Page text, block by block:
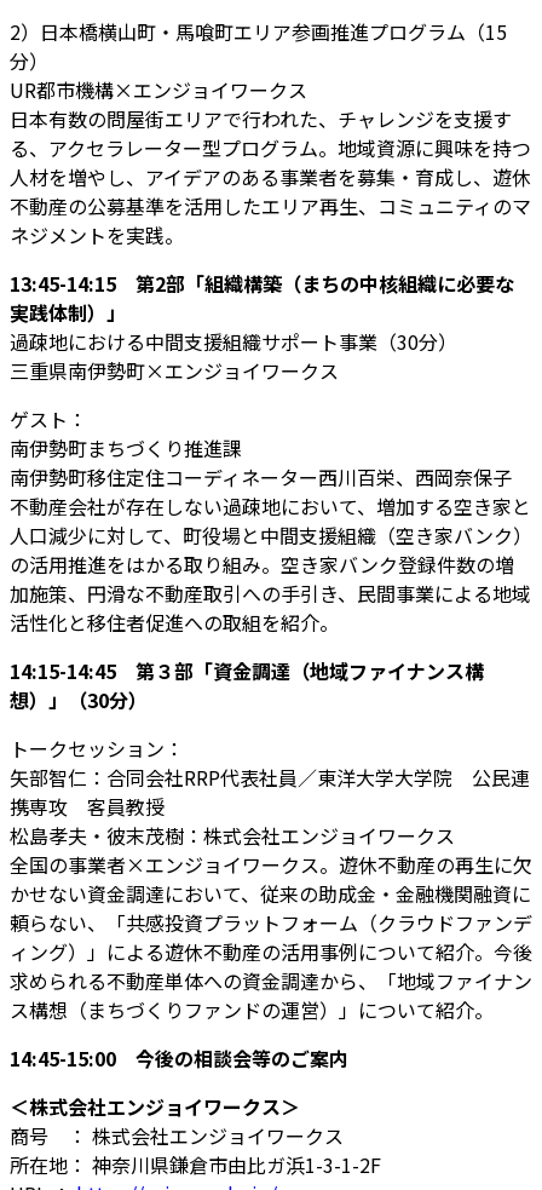
2）日本橋横山町・馬喰町エリア参画推進プログラム（15
分）
UR都市機構×エンジョイワークス
日本有数の問屋街エリアで行われた、チャレンジを支援す
る、アクセラレーター型プログラム。地域資源に興味を持つ
人材を増やし、アイデアのある事業者を募集・育成し、遊休
不動産の公募基準を活用したエリア再生、コミュニティのマ
ネジメントを実践。
13:45-14:15 第2部「組織構築（まちの中核組織に必要な
実践体制）」
過疎地における中間支援組織サポート事業（30分）
三重県南伊勢町×エンジョイワークス
ゲスト：
南伊勢町まちづくり推進課
南伊勢町移住定住コーディネーター西川百栄、西岡奈保子
不動産会社が存在しない過疎地において、増加する空き家と
人口減少に対して、町役場と中間支援組織（空き家バンク）
の活用推進をはかる取り組み。空き家バンク登録件数の増
加施策、円滑な不動産取引への手引き、民間事業による地域
活性化と移住者促進への取組を紹介。
14:15-14:45 第３部「資金調達（地域ファイナンス構
想）」（30分）
トークセッション：
矢部智仁：合同会社RRP代表社員／東洋大学大学院 公民連
携専攻 客員教授
松島孝夫・彼末茂樹：株式会社エンジョイワークス
全国の事業者×エンジョイワークス。遊休不動産の再生に欠
かせない資金調達において、従来の助成金・金融機関融資に
頼らない、「共感投資プラットフォーム（クラウドファンデ
ィング）」による遊休不動産の活用事例について紹介。今後
求められる不動産単体への資金調達から、「地域ファイナン
ス構想（まちづくりファンドの運営）」について紹介。
14:45-15:00 今後の相談会等のご案内
＜株式会社エンジョイワークス＞
商号 ： 株式会社エンジョイワークス
所在地： 神奈川県鎌倉市由比ガ浜1-3-1-2F